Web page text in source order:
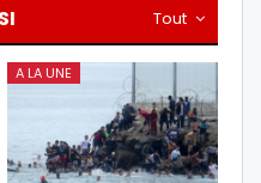
Tout
A LA UNE